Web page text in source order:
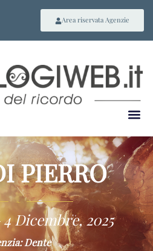
Area riservata Agenzie
PIERRO
~
Dicembre, 2025
Dente